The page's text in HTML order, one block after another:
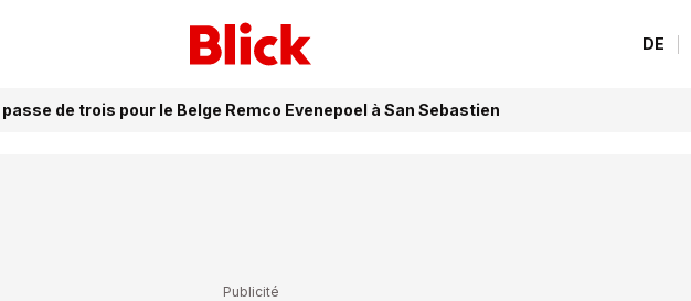
DE
passe de trois pour le Belge Remco Evenepoel à San Sebastien